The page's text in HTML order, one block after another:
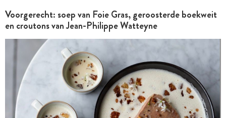
Voorgerecht: soep van Foie Gras, geroosterde boekweit
en croutons van Jean-Philippe Watteyne